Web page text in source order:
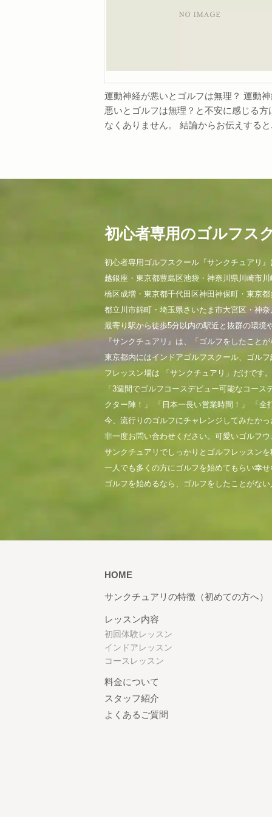
運動神経が悪いとゴルフは無理？ 運動
悪いとゴルフは無理？と不安に感じる方
なくありません。 結論からお伝えする
初心者専用のゴルフス
初心者専用ゴルフスクール『サンクチュアリ
越銀座・東京都豊島区池袋・神奈川県川崎市
橋区成増・東京都千代田区神田神保町・東京
都立川市錦町・埼玉県さいたま市大宮区・神
最寄り駅から徒歩5分以内の駅近と抜群の環境
『サンクチュアリ』は、「ゴルフをしたこと
東京都内にはインドアゴルフスクール、ゴル
フレッスン場は 「サンクチュアリ」だけです
「3週間でゴルフコースデビュー可能なコー
クター陣！」 「日本一長い営業時間！」 「全
今、流行りのゴルフにチャレンジしてみたか
非一度お問い合わせください。可愛いゴルフ
サンクチュアリでしっかりとゴルフレッスン
一人でも多くの方にゴルフを始めてもらい幸
ゴルフを始めるなら、ゴルフをしたことがな
HOME
サンクチュアリの特徴（初めての方へ）
レッスン内容
初回体験レッスン
インドアレッスン
コースレッスン
料金について
スタッフ紹介
よくあるご質問